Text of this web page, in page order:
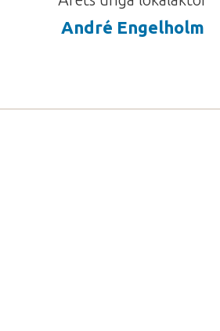
André Engelholm